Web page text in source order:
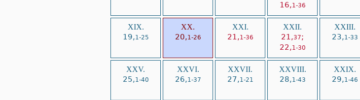
16,1-36
XIX.
19,1-25
XX.
20,1-26
XXI.
21,1-36
XXII.
21,37;
22,1-30
XXIII.
23,1-33
XXV.
25,1-40
XXVI.
26,1-37
XXVII.
27,1-21
XXVIII.
28,1-43
XXIX.
29,1-46